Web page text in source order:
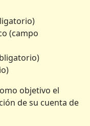
(campo
objetivo el
de su cuenta de